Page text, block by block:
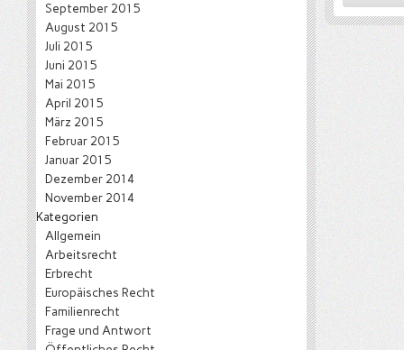
September 2015
August 2015
Juli 2015
Juni 2015
Mai 2015
April 2015
März 2015
Februar 2015
Januar 2015
Dezember 2014
November 2014
Kategorien
Allgemein
Arbeitsrecht
Erbrecht
Europäisches Recht
Familienrecht
Frage und Antwort